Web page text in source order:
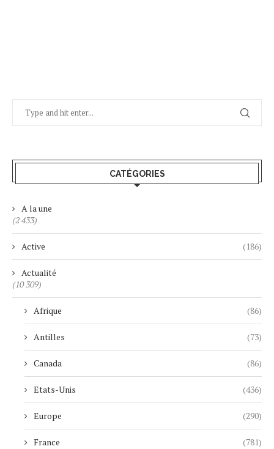
CATÉGORIES
A la une
(2 433)
Active (186)
Actualité
(10 309)
Afrique (86)
Antilles (73)
Canada (86)
Etats-Unis (436)
Europe (290)
France (781)